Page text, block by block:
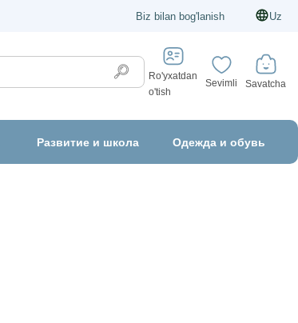
Biz bilan bog'lanish Uz
Ro'yxatdan
o'tish
Sevimli Savatcha
Развитие и школа Одежда и обувь